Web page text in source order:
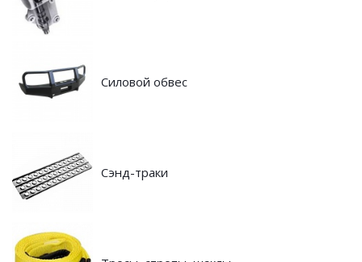
Силовой обвес
Сэнд-траки